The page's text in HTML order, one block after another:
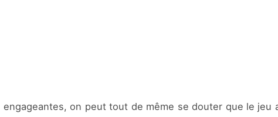
engageantes, on peut tout de même se douter que le